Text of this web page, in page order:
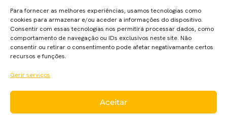
Para fornecer as melhores experiências, usamos tecnologias como
cookies para armazenar e/ou aceder a informações do dispositivo.
Consentir com essas tecnologias nos permitirá processar dados, como
comportamento de navegação ou IDs exclusivos neste site. Não
consentir ou retirar o consentimento pode afetar negativamante certos
recursos e funções.
Gerir serviços
Aceitar
O CineEco 2018 é organizado pelo Município de Seia e
cumpre, este ano, a sua 24ª edição entre 13 e 20 de outubro.